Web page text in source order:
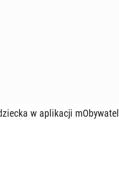
w apli­ka­cji mO­by­wa­tel